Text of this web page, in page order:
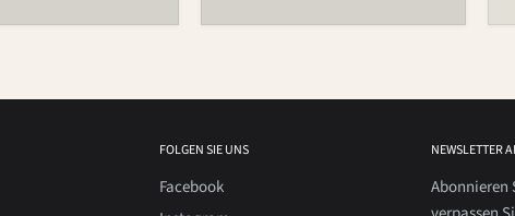
FOLGEN SIE UNS
Facebook
NEWSLETTER
Abonnieren